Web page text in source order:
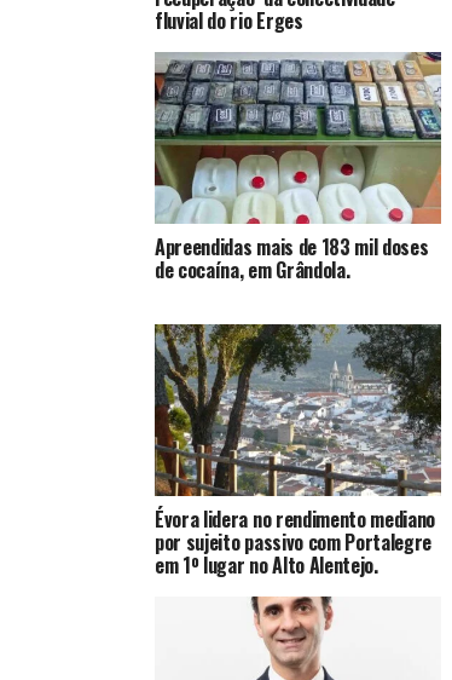
fluvial do rio Erges
Apreendidas mais de 183 mil doses
de cocaína, em Grândola.
Évora lidera no rendimento mediano
por sujeito passivo com Portalegre
em 1º lugar no Alto Alentejo.